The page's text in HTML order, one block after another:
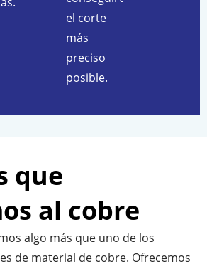
el corte
más
preciso
posible.
que
al cobre
algo más que uno de los
de material de cobre. Ofrecemos